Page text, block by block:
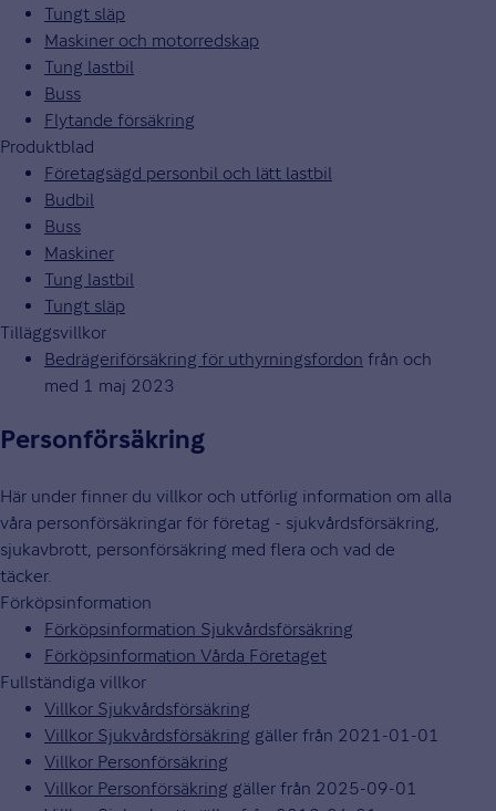
Tungt släp
Maskiner och motorredskap
Tung lastbil
Buss
Flytande försäkring
Produktblad
Företagsägd personbil och lätt lastbil
Budbil
Buss
Maskiner
Tung lastbil
Tungt släp
Tilläggsvillkor
Bedrägeriförsäkring för uthyrningsfordon från och
med 1 maj 2023
Personförsäkring
Här under finner du villkor och utförlig information om alla
våra personförsäkringar för företag - sjukvårdsförsäkring,
sjukavbrott, personförsäkring med flera och vad de
täcker.
Förköpsinformation
Förköpsinformation Sjukvårdsförsäkring
Förköpsinformation Vårda Företaget
Fullständiga villkor
Villkor Sjukvårdsförsäkring
Villkor Sjukvårdsförsäkring gäller från 2021-01-01
Villkor Personförsäkring
Villkor Personförsäkring gäller från 2025-09-01